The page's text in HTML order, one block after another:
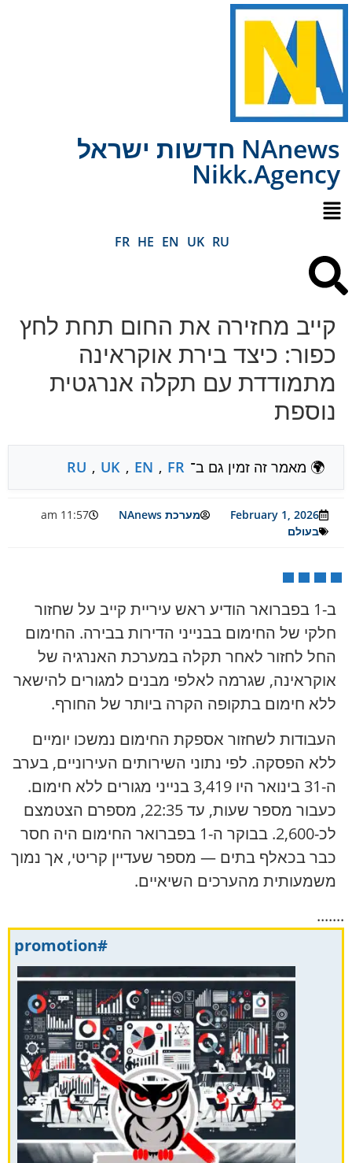
NAnews חדשות ישראל
Nikk.Agency
RU
UK
EN
HE
FR
קייב מחזירה את החום תחת לחץ
כפור: כיצד בירת אוקראינה
מתמודדת עם תקלה אנרגטית
נוספת
🌍 מאמר זה זמין גם ב־ RU , UK , EN , FR
February 1, 2026 מערכת NAnews
11:57 am
בעולם
ב-1 בפברואר הודיע ראש עיריית קייב על שחזור
חלקי של החימום בבנייני הדירות בבירה. החימום
החל לחזור לאחר תקלה במערכת האנרגיה של
אוקראינה, שגרמה לאלפי מבנים למגורים להישאר
ללא חימום בתקופה הקרה ביותר של החורף.
העבודות לשחזור אספקת החימום נמשכו יומיים
ללא הפסקה. לפי נתוני השירותים העירוניים, בערב
ה-31 בינואר היו 3,419 בנייני מגורים ללא חימום.
כעבור מספר שעות, עד 22:35, מספרם הצטמצם
לכ-2,600. בבוקר ה-1 בפברואר החימום היה חסר
כבר בכאלף בתים — מספר שעדיין קריטי, אך נמוך
משמעותית מהערכים השיאיים.
.......
#promotion